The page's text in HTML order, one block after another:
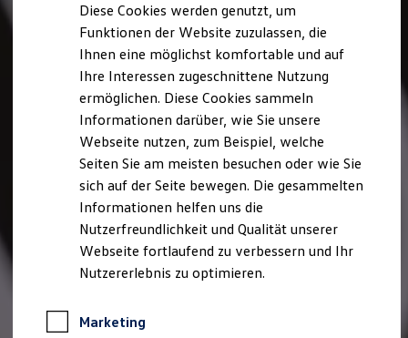
Eine Absage - was nun?
Anreise zu Interview oder AC
Kontakt und Hilfe
Barrierefrei bewerben
Triff unsere Recruiter
Events
Diese Cookies werden genutzt, um
Funktionen der Website zuzulassen, die
Ihnen eine möglichst komfortable und auf
Ihre Interessen zugeschnittene Nutzung
ermöglichen. Diese Cookies sammeln
Informationen darüber, wie Sie unsere
Webseite nutzen, zum Beispiel, welche
Seiten Sie am meisten besuchen oder wie Sie
sich auf der Seite bewegen. Die gesammelten
Informationen helfen uns die
Nutzerfreundlichkeit und Qualität unserer
Webseite fortlaufend zu verbessern und Ihr
Nutzererlebnis zu optimieren.
Marketing